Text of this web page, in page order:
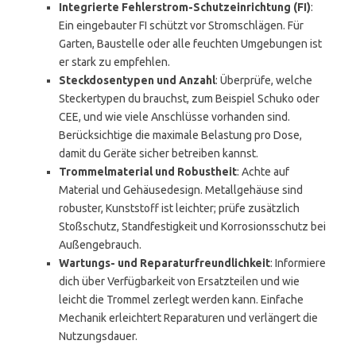
Integrierte Fehlerstrom-Schutzeinrichtung (FI):
Ein eingebauter FI schützt vor Stromschlägen. Für
Garten, Baustelle oder alle feuchten Umgebungen ist
er stark zu empfehlen.
Steckdosentypen und Anzahl: Überprüfe, welche
Steckertypen du brauchst, zum Beispiel Schuko oder
CEE, und wie viele Anschlüsse vorhanden sind.
Berücksichtige die maximale Belastung pro Dose,
damit du Geräte sicher betreiben kannst.
Trommelmaterial und Robustheit: Achte auf
Material und Gehäusedesign. Metallgehäuse sind
robuster, Kunststoff ist leichter; prüfe zusätzlich
Stoßschutz, Standfestigkeit und Korrosionsschutz bei
Außengebrauch.
Wartungs- und Reparaturfreundlichkeit: Informiere
dich über Verfügbarkeit von Ersatzteilen und wie
leicht die Trommel zerlegt werden kann. Einfache
Mechanik erleichtert Reparaturen und verlängert die
Nutzungsdauer.